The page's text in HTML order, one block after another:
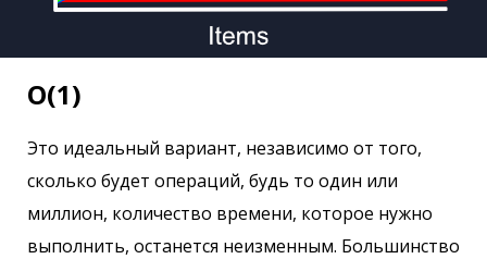
O(1)
Это идеальный вариант, независимо от того,
сколько будет операций, будь то один или
миллион, количество времени, которое нужно
выполнить, останется неизменным. Большинство